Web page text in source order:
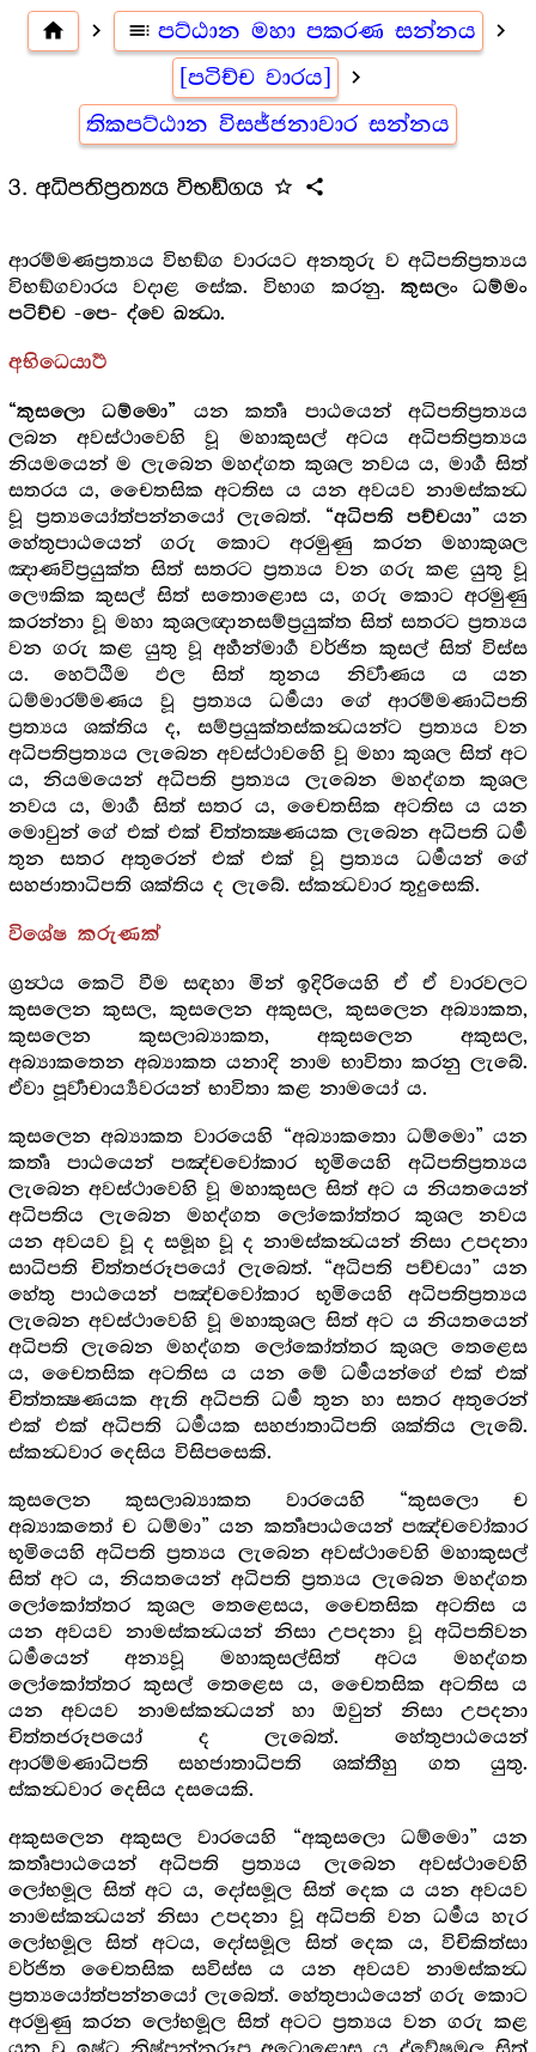
home navigate_next toc පට්ඨාන මහා පකරණ සන්නය navigate_next
[පටිච්ච වාරය] navigate_next
තිකපට්ඨාන විසජ්ජනාවාර සන්නය
3. අධිපතිප්‍රත්‍යය විභඞ්ගය star_outline share
ආරම්මණප්‍රත්‍යය විභඞ්ග වාරයට අනතුරු ව අධිපතිප්‍රත්‍යය
විභඞ්ගවාරය වදාළ සේක. විභාග කරනු. කුසලං ධම්මං
පටිච්ච -පෙ- ද්වෙ ඛන්‍ධා.
අභිධෙයාර්‍ථ
“කුසලො ධම්මො” යන කර්‍තෘ පාඨයෙන් අධිපතිප්‍රත්‍යය
ලබන අවස්ථාවෙහි වූ මහාකුසල් අටය අධිපතිප්‍රත්‍යය
නියමයෙන් ම ලැබෙන මහද්ගත කුශල නවය ය, මාර්‍ග සිත්
සතරය ය, චෛතසික අටතිස ය යන අවයව නාමස්කන්‍ධ
වූ ප්‍රත්‍යයෝත්පන්නයෝ ලැබෙත්.
“අධිපති පච්චයා” යන
හේතුපාඨයෙන් ගරු කොට අරමුණු කරන මහාකුශල
ඤාණවිප්‍රයුක්ත සිත් සතරට ප්‍රත්‍යය වන ගරු කළ යුතු වූ
ලෞකික කුසල් සිත් සතොළොස ය, ගරු කොට අරමුණු
කරන්නා වූ මහා කුශලඥානසම්ප්‍රයුක්ත සිත් සතරට ප්‍රත්‍යය
වන ගරු කළ යුතු වූ අර්‍හන්මාර්‍ග වර්ජිත කුසල් සිත් විස්ස
ය. හෙට්ඨිම ඵල සිත් තුනය නිර්‍වාණය ය යන
ධම්මාරම්මණය වූ ප්‍රත්‍යය ධර්‍මයා ගේ ආරම්මණාධිපති
ප්‍රත්‍යය ශක්තිය ද, සම්ප්‍රයුක්තස්කන්‍ධයන්ට ප්‍රත්‍යය වන
අධිපතිප්‍රත්‍යය ලැබෙන අවස්ථාවහෙි වූ මහා කුශල සිත් අට
ය, නියමයෙන් අධිපති ප්‍රත්‍යය ලැබෙන මහද්ගත කුශල
නවය ය, මාර්‍ග සිත් සතර ය, චෛතසික අටතිස ය යන
මොවුන් ගේ එක් එක් චිත්තක්‍ෂණයක ලැබෙන අධිපති ධර්‍ම
තුන සතර අතුරෙන් එක් එක් වූ ප්‍රත්‍යය ධර්‍මයන් ගේ
සහජාතාධිපති ශක්තිය ද ලැබේ. ස්කන්‍ධවාර තුදුසෙකි.
විශේෂ කරුණක්
ග්‍රන්‍ථය කෙටි වීම සඳහා මින් ඉදිරියෙහි ඒ ඒ වාරවලට
කුසලෙන කුසල, කුසලෙන අකුසල, කුසලෙන අබ්‍යාකත,
කුසලෙන කුසලාබ්‍යාකත, අකුසලෙන අකුසල,
අබ්‍යාකතෙන අබ්‍යාකත යනාදි නාම භාවිතා කරනු ලැබේ.
ඒවා පූර්‍වාචාර්‍ය්‍යවරයන් භාවිතා කළ නාමයෝ ය.
කුසලෙන අබ්‍යාකත වාරයෙහි “අබ්‍යාකතො ධම්මො” යන
කර්‍තෘ පාඨයෙන් පඤ්චවෝකාර භූමියෙහි අධිපතිප්‍රත්‍යය
ලැබෙන අවස්ථාවෙහි වූ මහාකුසල සිත් අට ය නියතයෙන්
අධිපතිය ලැබෙන මහද්ගත ලෝකෝත්තර කුශල නවය
යන අවයව වූ ද සමූහ වූ ද නාමස්කන්‍ධයන් නිසා උපදනා
සාධිපති චිත්තජරූපයෝ ලැබෙත්. “අධිපති පච්චයා” යන
හේතු පාඨයෙන් පඤ්චවෝකාර භූමියෙහි අධිපතිප්‍රත්‍යය
ලැබෙන අවස්ථාවෙහි වූ මහාකුශල සිත් අට ය නියතයෙන්
අධිපති ලැබෙන මහද්ගත ලෝකෝත්තර කුශල තෙළෙස
ය, චෛතසික අටතිස ය යන මේ ධර්‍මයන්ගේ එක් එක්
චිත්තක්‍ෂණයක ඇති අධිපති ධර්‍ම තුන හා සතර අතුරෙන්
එක් එක් අධිපති ධර්‍මයක සහජාතාධිපති ශක්තිය ලැබේ.
ස්කන්‍ධවාර දෙසිය විසිපසෙකි.
කුසලෙන කුසලාබ්‍යාකත වාරයෙහි “කුසලො ච
අබ්‍යාකතෝ ච ධම්මා” යන කර්‍තෘපාඨයෙන් පඤ්චවෝකාර
භූමියෙහි අධිපති ප්‍රත්‍යය ලැබෙන අවස්ථාවෙහි මහාකුසල්
සිත් අට ය, නියතයෙන් අධිපති ප්‍රත්‍යය ලැබෙන මහද්ගත
ලෝකෝත්තර කුශල තෙළෙසය, චෛතසික අටතිස ය
යන අවයව නාමස්කන්‍ධයන් නිසා උපදනා වූ අධිපතිවන
ධර්‍මයෙන් අන්‍යවූ මහාකුසල්සිත් අටය මහද්ගත
ලෝකෝත්තර කුසල් තෙළෙස ය, චෛතසික අටතිස ය
යන අවයව නාමස්කන්‍ධයන් හා ඔවුන් නිසා උපදනා
චිත්තජරූපයෝ ද ලැබෙත්. හේතුපාඨයෙන්
ආරම්මණාධිපති සහජාතාධිපති ශක්තීහු ගත යුතු.
ස්කන්‍ධවාර දෙසිය දසයෙකි.
අකුසලෙන අකුසල වාරයෙහි “අකුසලො ධම්මො” යන
කර්‍තෘපාඨයෙන් අධිපති ප්‍රත්‍යය ලැබෙන අවස්ථාවෙහි
ලෝභමූල සිත් අට ය, දෝසමූල සිත් දෙක ය යන අවයව
නාමස්කන්‍ධයන් නිසා උපදනා වූ අධිපති වන ධර්‍මය හැර
ලෝභමූල සිත් අටය, දෝසමූල සිත් දෙක ය, විචිකිත්සා
වර්ජිත චෛතසික සවිස්ස ය යන අවයව නාමස්කන්‍ධ
ප්‍රත්‍යයෝත්පන්නයෝ ලැබෙත්. හේතුපාඨයෙන් ගරු කොට
අරමුණු කරන ලෝභමූල සිත් අටට ප්‍රත්‍යය වන ගරු කළ